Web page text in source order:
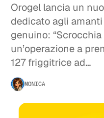
Orogel lancia un
dedicato agli
genuino: “Scrocchia
un’operazione a
127 friggitrice ad…
MONICA